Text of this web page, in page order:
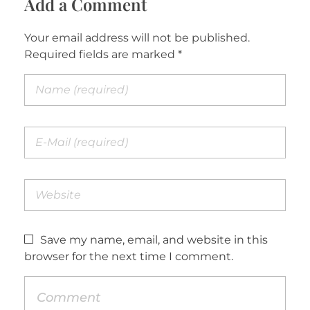
Your email address will not be published.
Required fields are marked *
Save my name, email, and website in this
browser for the next time I comment.